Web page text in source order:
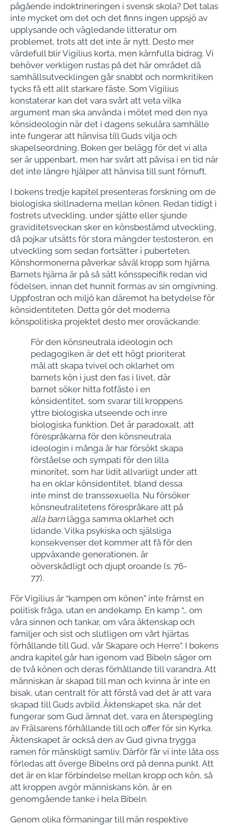
pågående indoktrineringen i svensk skola? Det talas
inte mycket om det och det finns ingen uppsjö av
upplysande och vägledande litteratur om
problemet, trots att det inte är nytt. Desto mer
värdefull blir Vigilius korta, men kärnfulla bidrag. Vi
behöver verkligen rustas på det här området då
samhällsutvecklingen går snabbt och normkritiken
tycks få ett allt starkare fäste. Som Vigilius
konstaterar kan det vara svårt att veta vilka
argument man ska använda i mötet med den nya
könsideologin när det i dagens sekulära samhälle
inte fungerar att hänvisa till Guds vilja och
skapelseordning. Boken ger belägg för det vi alla
ser är uppenbart, men har svårt att påvisa i en tid när
det inte längre hjälper att hänvisa till sunt förnuft.
I bokens tredje kapitel presenteras forskning om de
biologiska skillnaderna mellan könen. Redan tidigt i
fostrets utveckling, under sjätte eller sjunde
graviditetsveckan sker en könsbestämd utveckling,
då pojkar utsätts för stora mängder testosteron, en
utveckling som sedan fortsätter i puberteten.
Könshormonerna påverkar såväl kropp som hjärna.
Barnets hjärna är på så sätt könsspecifik redan vid
födelsen, innan det hunnit formas av sin omgivning.
Uppfostran och miljö kan däremot ha betydelse för
könsidentiteten. Detta gör det moderna
könspolitiska projektet desto mer oroväckande:
För den könsneutrala ideologin och
pedagogiken är det ett högt prioriterat
mål att skapa tvivel och oklarhet om
barnets kön i just den fas i livet, där
barnet söker hitta fotfäste i en
könsidentitet, som svarar till kroppens
yttre biologiska utseende och inre
biologiska funktion. Det är paradoxalt, att
förespråkarna för den könsneutrala
ideologin i många år har försökt skapa
förståelse och sympati för den lilla
minoritet, som har lidit allvarligt under att
ha en oklar könsidentitet, bland dessa
inte minst de transsexuella. Nu försöker
könsneutralitetens förespråkare att på
alla barn lägga samma oklarhet och
lidande. Vilka psykiska och själsliga
konsekvenser det kommer att få för den
uppväxande generationen, är
oöverskådligt och djupt oroande (s. 76-
77).
För Vigilius är “kampen om könen” inte främst en
politisk fråga, utan en andekamp. En kamp “… om
våra sinnen och tankar, om våra äktenskap och
familjer och sist och slutligen om vårt hjärtas
förhållande till Gud, vår Skapare och Herre”. I bokens
andra kapitel går han igenom vad Bibeln säger om
de två könen och deras förhållande till varandra. Att
människan är skapad till man och kvinna är inte en
bisak, utan centralt för att förstå vad det är att vara
skapad till Guds avbild. Äktenskapet ska, när det
fungerar som Gud ämnat det, vara en återspegling
av Frälsarens förhållande till och offer för sin Kyrka.
Äktenskapet är också den av Gud givna trygga
ramen för mänskligt samliv. Därför får vi inte låta oss
förledas att överge Bibelns ord på denna punkt. Att
det är en klar förbindelse mellan kropp och kön, så
att kroppen avgör människans kön, är en
genomgående tanke i hela Bibeln.
Genom olika förmaningar till män respektive